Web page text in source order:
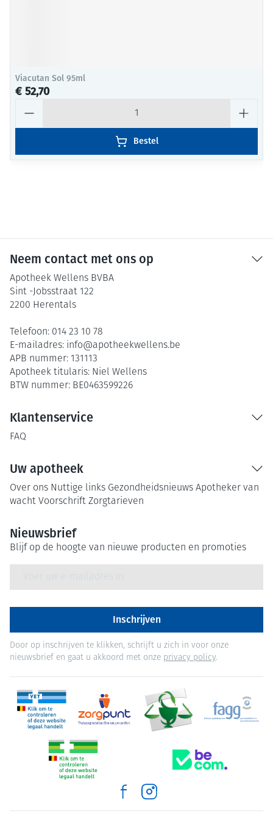
Viacutan Sol 95ml
€ 52,70
Bestel
Neem contact met ons op
Apotheek Wellens BVBA
Sint -Jobsstraat 122
2200 Herentals
Telefoon: 014 23 10 78
E-mailadres: info@apotheekwellens.be
APB nummer: 131113
Apotheek titularis: Niel Wellens
BTW nummer: BE0463599226
Klantenservice
FAQ
Uw apotheek
Over ons Nuttige links Gezondheidsnieuws Apotheker van
wacht Voorschrift Zorgtarieven
Nieuwsbrief
Blijf op de hoogte van nieuwe producten en promoties
Inschrijven
Door op inschrijven te klikken, schrijft u zich in voor onze
nieuwsbrief en gaat u akkoord met onze privacy policy.